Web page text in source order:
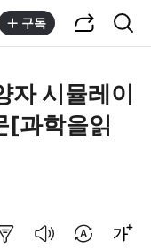
구독
자 시뮬레이
[과학을읽